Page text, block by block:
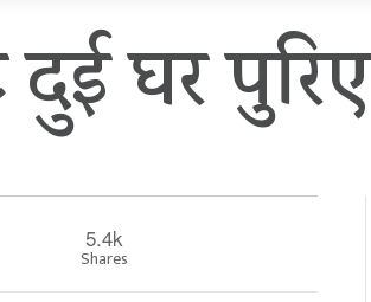
दुई घर पुरिए
5.4k
Shares